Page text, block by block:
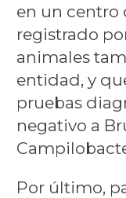
en un centro
registrado
animales
entidad, y
pruebas
negativo a
Por último,